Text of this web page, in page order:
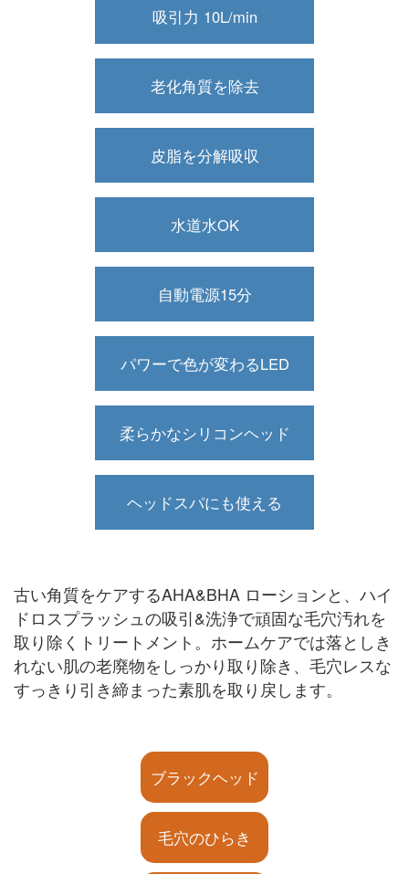
吸引力 10L/min
老化角質を除去
皮脂を分解吸収
水道水OK
自動電源15分
パワーで色が変わるLED
柔らかなシリコンヘッド
ヘッドスパにも使える
古い角質をケアするAHA&BHA ローションと、ハイ
ドロスプラッシュの吸引&洗浄で頑固な毛穴汚れを
取り除くトリートメント。ホームケアでは落としき
れない肌の老廃物をしっかり取り除き、毛穴レスな
すっきり引き締まった素肌を取り戻します。
ブラックヘッド
毛穴のひらき